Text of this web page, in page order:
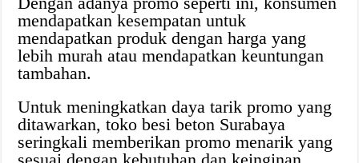
mendapatkan kesempatan untuk
mendapatkan produk dengan harga yang
lebih murah atau mendapatkan keuntungan
tambahan.
Untuk meningkatkan daya tarik promo yang
ditawarkan, toko besi beton Surabaya
seringkali memberikan promo menarik yang